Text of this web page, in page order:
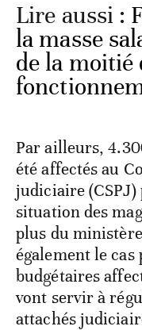
Lire aussi :
la masse
de la moitié
Par ailleurs,
été affectés au
judiciaire
situation des
plus du
également le cas
budgétaires
vont servir à
attachés